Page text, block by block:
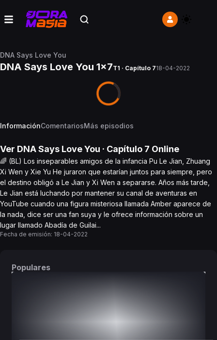
DNA Says Love You
DNA Says Love You 1x7T1 · Capítulo 718-04-2022
InformaciónComentariosMás episodios
Ver DNA Says Love You · Capítulo 7 Online
🌈 (BL) Los inseparables amigos de la infancia Pu Le Jian, Zhuang
Xi Wen y Xie Yu He juraron que estarían juntos para siempre, pero
el destino obligó a Le Jian y Xi Wen a separarse. Años más tarde,
Le Jian está luchando por mantener su canal de aventuras en
YouTube cuando una figura misteriosa llamada Amber aparece de
la nada, dice ser una fan suya y le ofrece información sobre un
lugar llamado Abadía de Guilai...
Fecha de emisión: 18-04-2022
Populares